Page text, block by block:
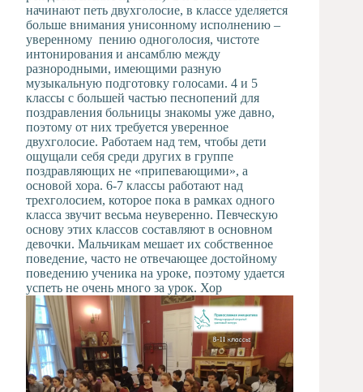
начинают петь двухголосие, в классе уделяется
больше внимания унисонному исполнению –
уверенному пению одноголосия, чистоте
интонирования и ансамблю между
разнородными, имеющими разную
музыкальную подготовку голосами. 4 и 5
классы с большей частью песнопений для
поздравления больницы знакомы уже давно,
поэтому от них требуется уверенное
двухголосие. Работаем над тем, чтобы дети
ощущали себя среди других в группе
поздравляющих не «припевающими», а
основой хора. 6-7 классы работают над
трехголосием, которое пока в рамках одного
класса звучит весьма неуверенно. Певческую
основу этих классов составляют в основном
девочки. Мальчикам мешает их собственное
поведение, часто не отвечающее достойному
поведению ученика на уроке, поэтому удается
успеть не очень много за урок. Хор